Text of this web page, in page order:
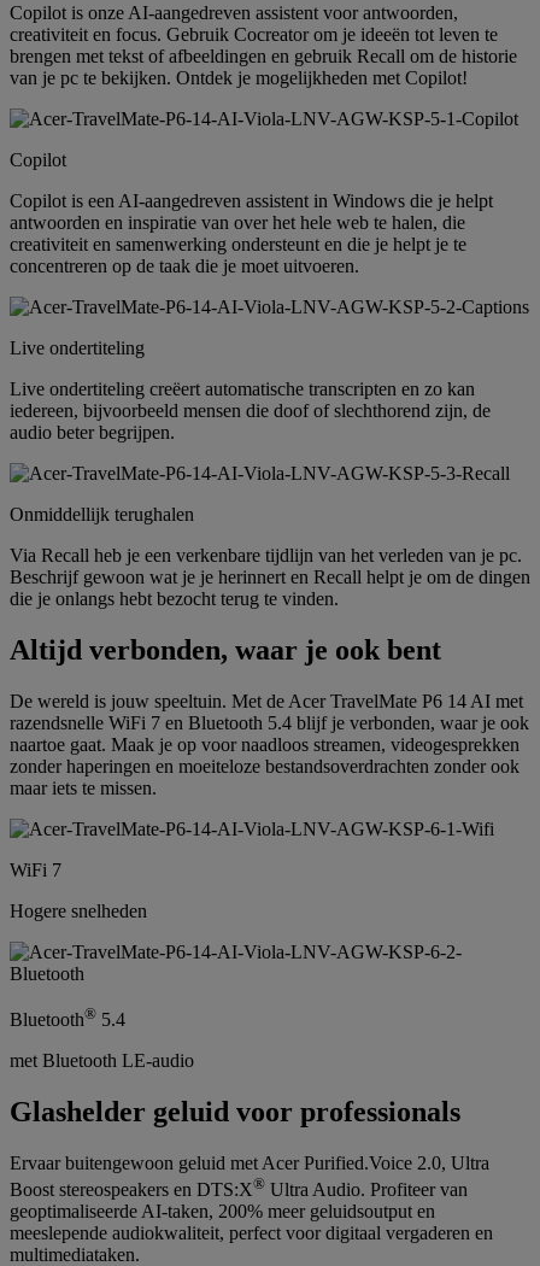
Copilot is onze AI-aangedreven assistent voor antwoorden,
creativiteit en focus. Gebruik Cocreator om je ideeën tot leven te
brengen met tekst of afbeeldingen en gebruik Recall om de historie
van je pc te bekijken. Ontdek je mogelijkheden met Copilot!
Copilot
Copilot is een AI-aangedreven assistent in Windows die je helpt
antwoorden en inspiratie van over het hele web te halen, die
creativiteit en samenwerking ondersteunt en die je helpt je te
concentreren op de taak die je moet uitvoeren.
Live ondertiteling
Live ondertiteling creëert automatische transcripten en zo kan
iedereen, bijvoorbeeld mensen die doof of slechthorend zijn, de
audio beter begrijpen.
Onmiddellijk terughalen
Via Recall heb je een verkenbare tijdlijn van het verleden van je pc.
Beschrijf gewoon wat je je herinnert en Recall helpt je om de dingen
die je onlangs hebt bezocht terug te vinden.
Altijd verbonden, waar je ook bent
De wereld is jouw speeltuin. Met de Acer TravelMate P6 14 AI met
razendsnelle WiFi 7 en Bluetooth 5.4 blijf je verbonden, waar je ook
naartoe gaat. Maak je op voor naadloos streamen, videogesprekken
zonder haperingen en moeiteloze bestandsoverdrachten zonder ook
maar iets te missen.
WiFi 7
Hogere snelheden
Bluetooth® 5.4
met Bluetooth LE-audio
Glashelder geluid voor professionals
Ervaar buitengewoon geluid met Acer Purified.Voice 2.0, Ultra
Boost stereospeakers en DTS:X® Ultra Audio. Profiteer van
geoptimaliseerde AI-taken, 200% meer geluidsoutput en
meeslepende audiokwaliteit, perfect voor digitaal vergaderen en
multimediataken.